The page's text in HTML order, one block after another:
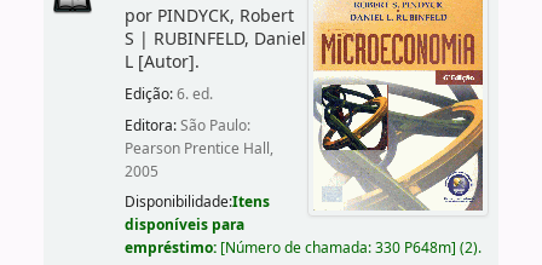
por PINDYCK, Robert
S | RUBINFELD, Daniel
L[Autor].
Edição:6. ed.
Editora:São Paulo:
Pearson Prentice Hall,
2005
Disponibilidade:Itens
disponíveis para
empréstimo: [Número de chamada:330 P648m] (2).